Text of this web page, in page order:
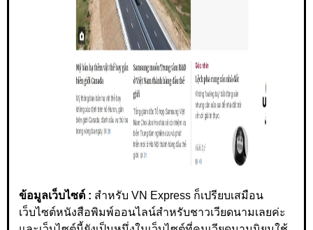
ข้อมูลเว็บไซต์ : สำหรับ VN Express ก็เปรียบเสมือน
เว็บไซต์หนังสือพิมพ์ออนไลน์สำหรับชาวเวียดนามเลยค่ะ